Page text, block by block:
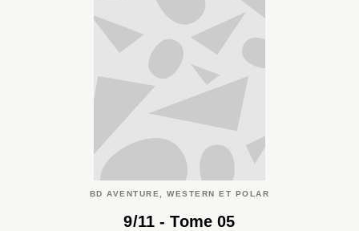
BD AVENTURE, WESTERN ET POLAR
9/11 - Tome 05